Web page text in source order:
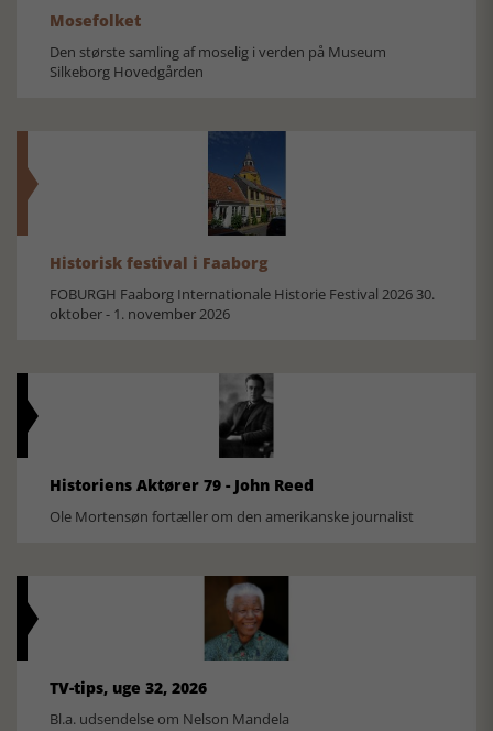
Mosefolket
Den største samling af moselig i verden på Museum
Silkeborg Hovedgården
Historisk festival i Faaborg
FOBURGH Faaborg Internationale Historie Festival 2026 30.
oktober - 1. november 2026
Historiens Aktører 79 - John Reed
Ole Mortensøn fortæller om den amerikanske journalist
TV-tips, uge 32, 2026
Bl.a. udsendelse om Nelson Mandela